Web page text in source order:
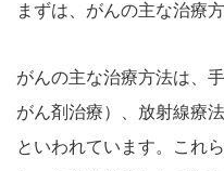
まずは、がんの主な治療
がんの主な治療方法は、
がん剤治療）、放射線療
といわれています。これ